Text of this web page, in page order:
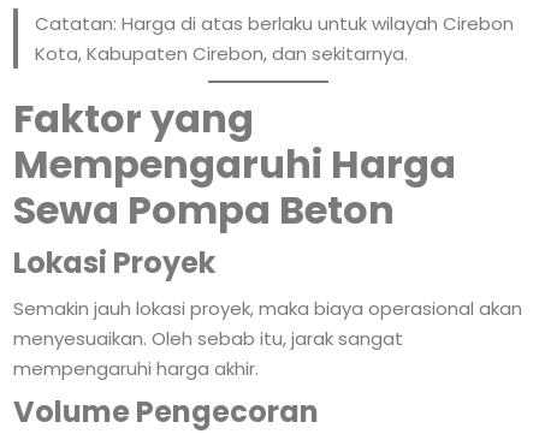
Catatan: Harga di atas berlaku untuk wilayah Cirebon
Kota, Kabupaten Cirebon, dan sekitarnya.
Faktor yang
Mempengaruhi Harga
Sewa Pompa Beton
Lokasi Proyek
Semakin jauh lokasi proyek, maka biaya operasional akan
menyesuaikan. Oleh sebab itu, jarak sangat
mempengaruhi harga akhir.
Volume Pengecoran